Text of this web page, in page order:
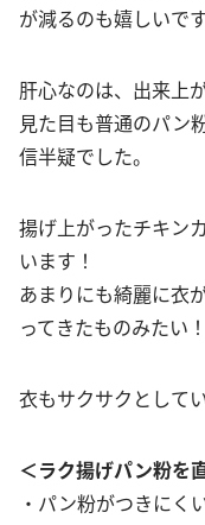
が減るのも嬉しいで
肝心なのは、出来上が
見た目も普通のパン
信半疑でした。
揚げ上がったチキン
います！
あまりにも綺麗に衣
ってきたものみたい
衣もサクサクとして
＜ラク揚げパン粉を
・パン粉がつきに